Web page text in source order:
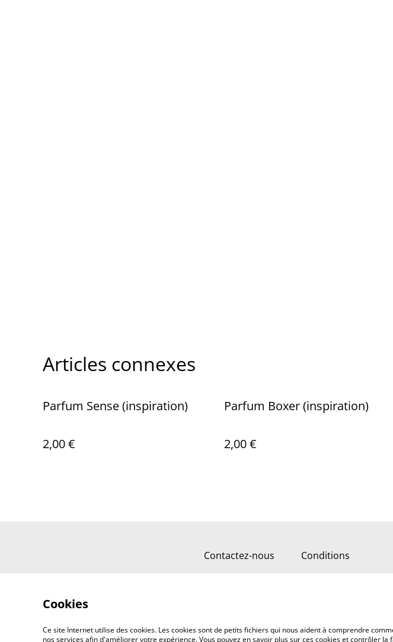
Articles connexes
Parfum Sense (inspiration)
2,00 €
Parfum Boxer (inspiration)
2,00 €
Contactez-nous Conditions
Cookies
Ce site Internet utilise des cookies. Les cookies sont de petits fichiers qui nous aident à comprendre
nos services afin d'améliorer votre expérience. Vous pouvez en savoir plus sur ces cookies et contrôler la